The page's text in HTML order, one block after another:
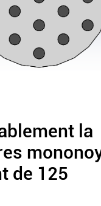
la
de 125